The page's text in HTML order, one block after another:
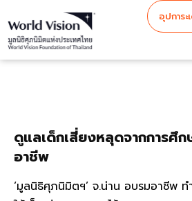
อุปการะ
ดูแลเด็กเสี่ยงหลุดจากการศึก
อาชีพ
‘มูลนิธิศุภนิมิตฯ’ จ.น่าน อบรมอาชีพ